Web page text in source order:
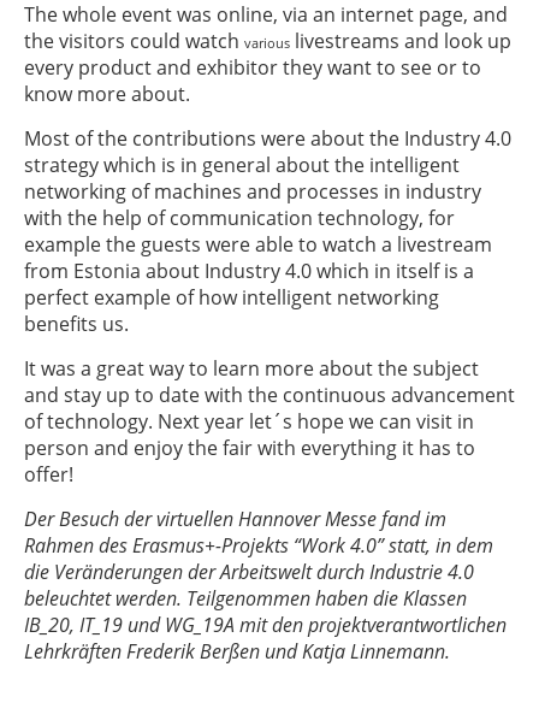
The whole event was online, via an internet page, and
the visitors could watch various livestreams and look up
every product and exhibitor they want to see or to
know more about.
Most of the contributions were about the Industry 4.0
strategy which is in general about the intelligent
networking of machines and processes in industry
with the help of communication technology, for
example the guests were able to watch a livestream
from Estonia about Industry 4.0 which in itself is a
perfect example of how intelligent networking
benefits us.
It was a great way to learn more about the subject
and stay up to date with the continuous advancement
of technology. Next year let´s hope we can visit in
person and enjoy the fair with everything it has to
offer!
Der Besuch der virtuellen Hannover Messe fand im
Rahmen des Erasmus+-Projekts “Work 4.0” statt, in dem
die Veränderungen der Arbeitswelt durch Industrie 4.0
beleuchtet werden. Teilgenommen haben die Klassen
IB_20, IT_19 und WG_19A mit den projektverantwortlichen
Lehrkräften Frederik Berßen und Katja Linnemann.